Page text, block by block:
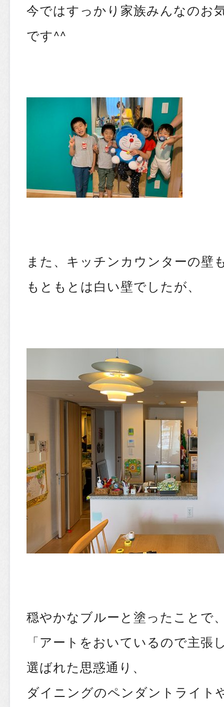
今ではすっかり家族みんなのお
です^^
また、キッチンカウンターの壁
もともとは白い壁でしたが、
穏やかなブルーと塗ったことで
「アートをおいているので主張
選ばれた思惑通り、
ダイニングのペンダントライト